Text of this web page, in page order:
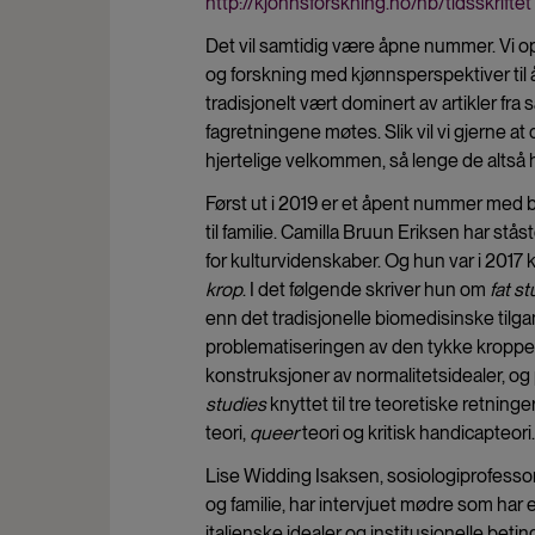
Det vil samtidig være åpne nummer. Vi
og forskning med kjønnsperspektiver til
tradisjonelt vært dominert av artikler fra
fagretningene møtes. Slik vil vi gjerne
hjertelige velkommen, så lenge de
Først ut i 2019 er et åpent nummer
til familie. Camilla Bruun Eriksen har
for kulturvidenskaber. Og hun var i 2017
krop. I det følgende skriver hun om fat
enn det tradisjonelle biomedisinske
problematiseringen av den tykke
konstruksjoner av normalitetsidealer,
studiesknyttet til tre teoretiske
teori, queerteori og kritisk handicapteori.
Lise Widding Isaksen,
og familie, har intervjuet mødre som har